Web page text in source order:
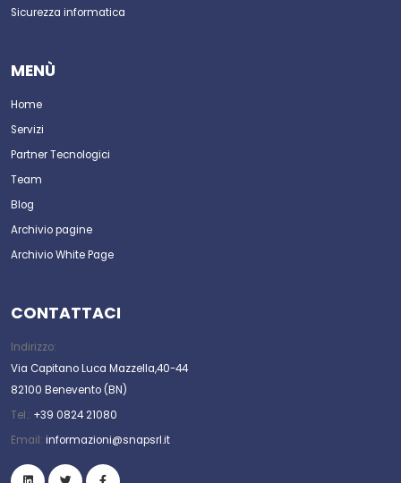
Sicurezza informatica
MENÙ
Home
Servizi
Partner Tecnologici
Team
Blog
Archivio pagine
Archivio White Page
CONTATTACI
Indirizzo:
Via Capitano Luca Mazzella,40-44
82100 Benevento (BN)
Tel.: +39 0824 21080
Email: informazioni@snapsrl.it